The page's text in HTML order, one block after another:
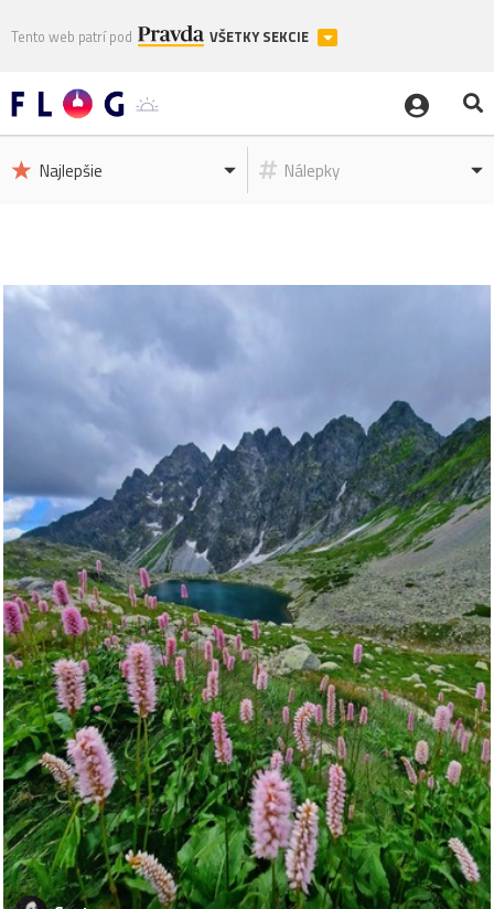
Tento web patrí pod VŠETKY SEKCIE
Najlepšie Nálepky